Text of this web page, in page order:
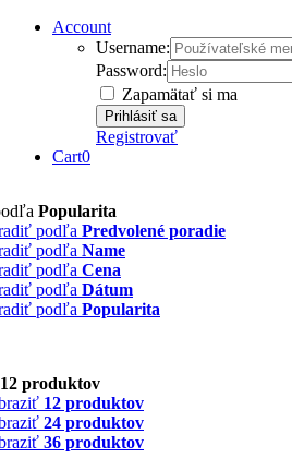
Account
Username:
Password:
Zapamätať si ma
Registrovať
Cart0
Popularita
podľa Predvolené poradie
podľa Name
podľa Cena
podľa Dátum
podľa Popularita
12 produktov
12 produktov
24 produktov
36 produktov